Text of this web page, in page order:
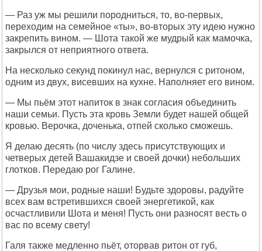
— Раз уж мы решили породниться, то, во-первых,
переходим на семейное «ты», во-вторых эту идею нужно
закрепить вином. — Шота такой же мудрый как мамочка,
закрылся от неприятного ответа.
На несколько секунд покинул нас, вернулся с ритоном,
одним из двух, висевших на кухне. Наполняет его вином.
— Мы пьём этот напиток в знак согласия объединить
наши семьи. Пусть эта кровь Земли будет нашей общей
кровью. Верочка, доченька, отпей сколько сможешь.
Я делаю десять (по числу здесь присутствующих и
четверых детей Вашакидзе и своей дочки) небольших
глотков. Передаю рог Галине.
— Друзья мои, родные наши! Будьте здоровы, радуйте
всех вам встретившихся своей энергетикой, как
осчастливили Шота и меня! Пусть они разносят весть о
вас по всему свету!
Галя также медленно пьёт, оторвав ритон от губ,